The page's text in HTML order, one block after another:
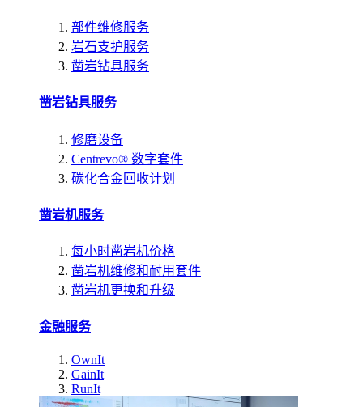
部件维修服务
岩石支护服务
凿岩钻具服务
凿岩钻具服务
修磨设备
Centrevo® 数字套件
碳化合金回收计划
凿岩机服务
每小时凿岩机价格
凿岩机维修和耐用套件
凿岩机更换和升级
金融服务
OwnIt
GainIt
RunIt